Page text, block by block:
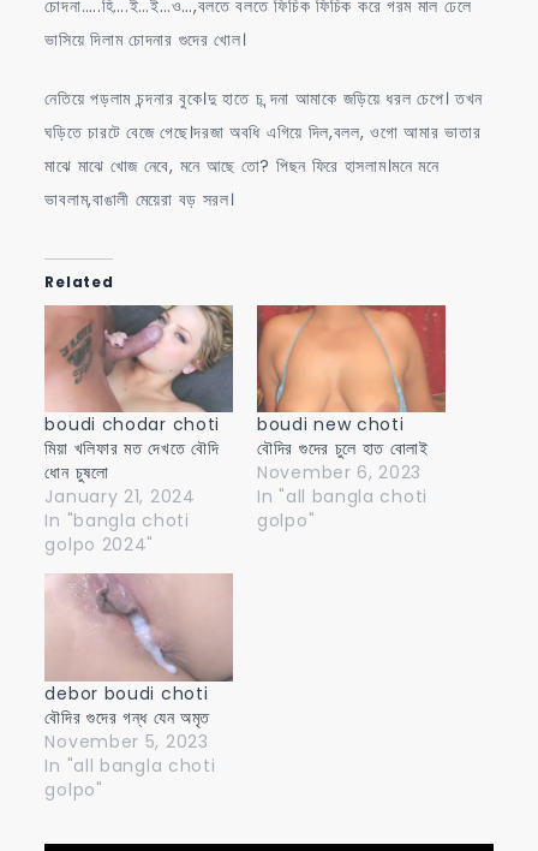
চোদনা…..হি….ই…ই…ও…,বলতে বলতে ফিচিক ফিচিক করে গরম মাল ঢেলে
ভাসিয়ে দিলাম চোদনার গুদের খোল।
নেতিয়ে পড়লাম চন্দনার বুকে।দু হাতে চ ন্দনা আমাকে জড়িয়ে ধরল চেপে। তখন
ঘড়িতে চারটে বেজে গেছে।দরজা অবধি এগিয়ে দিল,বলল, ওগো আমার ভাতার
মাঝে মাঝে খোজ নেবে, মনে আছে তো? পিছন ফিরে হাসলাম।মনে মনে
ভাবলাম,বাঙালী মেয়েরা বড় সরল।
Related
boudi chodar choti
মিয়া খলিফার মত দেখতে বৌদি
ধোন চুষলো
January 21, 2024
In "bangla choti
golpo 2024"
boudi new choti
বৌদির গুদের চুলে হাত বোলাই
November 6, 2023
In "all bangla choti
golpo"
debor boudi choti
বৌদির গুদের গন্ধ যেন অমৃত
November 5, 2023
In "all bangla choti
golpo"